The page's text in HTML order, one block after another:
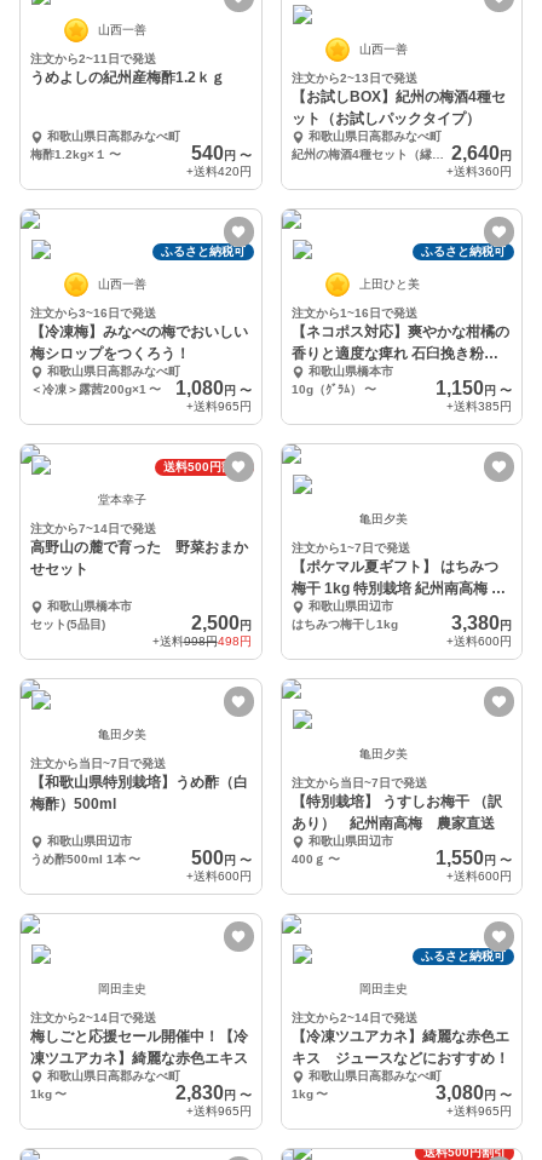
山西一善
注文から2~11日で発送
うめよしの紀州産梅酢1.2ｋｇ
和歌山県日高郡みなべ町
梅酢1.2kg×１ 〜 540円 〜
+送料420円
山西一善
注文から2~13日で発送
【お試しBOX】紀州の梅酒4種セ
ット（お試しパックタイプ）
和歌山県日高郡みなべ町
紀州の梅酒4種セット（縁・善・操・啓）
2,640円
+送料360円
ふるさと納税可
山西一善
注文から3~16日で発送
【冷凍梅】みなべの梅でおいしい
梅シロップをつくろう！
和歌山県日高郡みなべ町
＜冷凍＞露茜200g×1 〜 1,080円 〜
+送料965円
ふるさと納税可
上田ひと美
注文から1~16日で発送
【ネコポス対応】爽やかな柑橘の
香りと適度な痺れ 石臼挽き粉山
椒(青)
和歌山県橋本市
10g（ｸﾞﾗﾑ）
〜 1,150円 〜
+送料385円
送料500円割引
堂本幸子
注文から7~14日で発送
高野山の麓で育った 野菜おまか
せセット
和歌山県橋本市
セット(5品目)
2,500円
+送料998円498円
亀田夕美
注文から1~7日で発送
【ポケマル夏ギフト】 はちみつ
梅干 1kg 特別栽培 紀州南高梅 農
家直送
和歌山県田辺市
はちみつ梅干し1kg
3,380円
+送料600円
亀田夕美
注文から当日~7日で発送
【和歌山県特別栽培】うめ酢（白
梅酢）500ml
和歌山県田辺市
うめ酢500ml 1本〜 500円 〜
+送料600円
亀田夕美
注文から当日~7日で発送
【特別栽培】 うすしお梅干 （訳
あり） 紀州南高梅 農家直送
和歌山県田辺市
400ｇ 〜 1,550円 〜
+送料600円
岡田圭史
注文から2~14日で発送
梅しごと応援セール開催中！【冷
凍ツユアカネ】綺麗な赤色エキス
和歌山県日高郡みなべ町
1kg〜 2,830円 〜
+送料965円
ふるさと納税可
岡田圭史
注文から2~14日で発送
【冷凍ツユアカネ】綺麗な赤色エ
キス ジュースなどにおすすめ！
和歌山県日高郡みなべ町
1kg 〜 3,080円 〜
+送料965円
送料500円割引